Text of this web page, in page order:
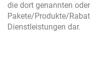
die dort genannten
Pakete/Produkte/
Dienstleistungen dar.